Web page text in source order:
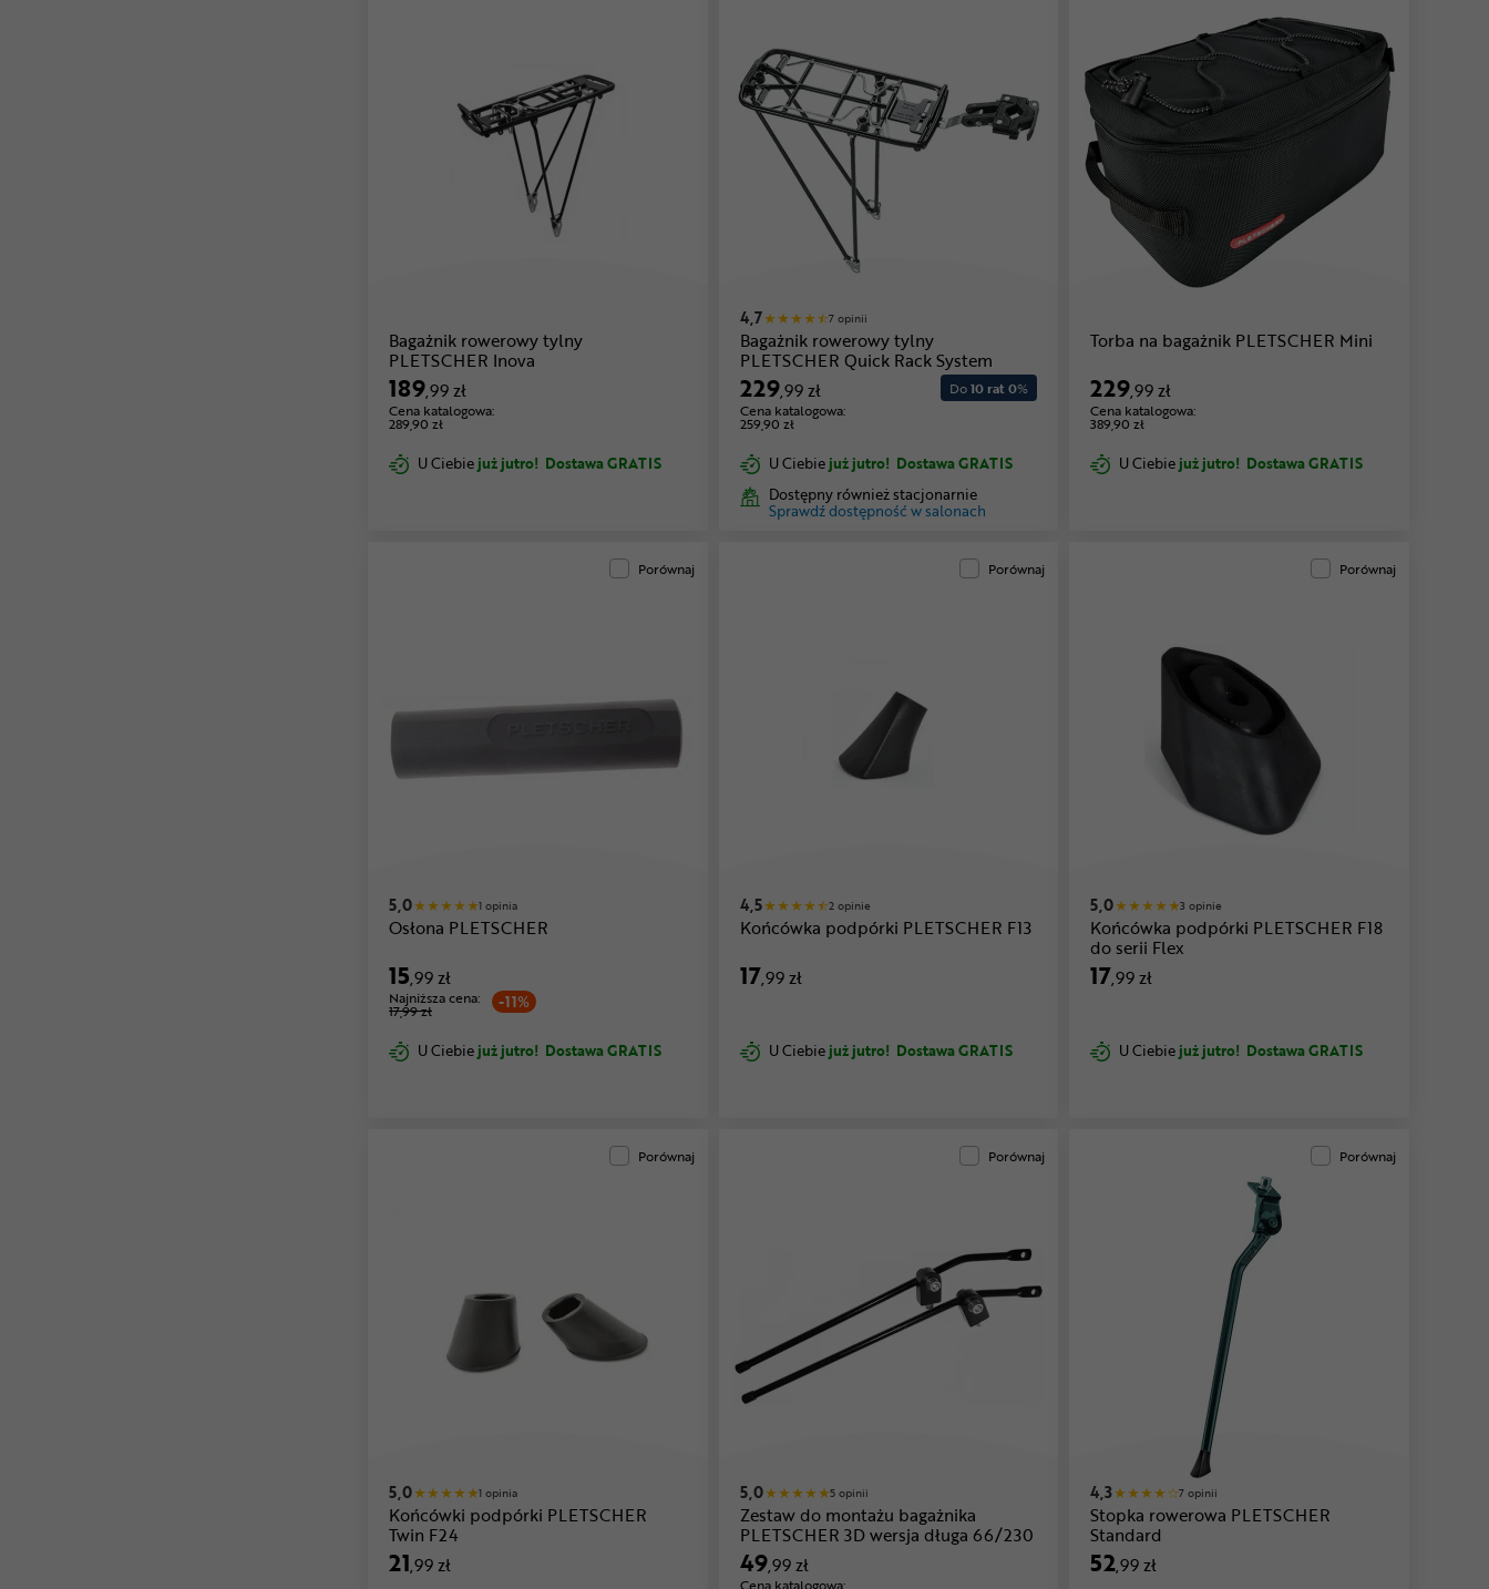
Bagażnik rowerowy tylny
PLETSCHER Inova
189,99 zł
Cena katalogowa:
289,90 zł
U Ciebiejuż jutro! Dostawa GRATIS
4,7 7 opinii
Bagażnik rowerowy tylny
PLETSCHER Quick Rack System
229,99 zł
Cena katalogowa:
259,90 zł
Do10 rat 0%
U Ciebiejuż jutro! Dostawa GRATIS
Dostępny również stacjonarnie
Sprawdź dostępność w salonach
Torba na bagażnik PLETSCHER Mini
229,99 zł
Cena katalogowa:
389,90 zł
U Ciebiejuż jutro! Dostawa GRATIS
Porównaj
5,0 1 opinia
Osłona PLETSCHER
15,99 zł
-11%
Najniższa cena:
17,99 zł
U Ciebiejuż jutro! Dostawa GRATIS
Porównaj
4,5 2 opinie
Końcówka podpórki PLETSCHER F13
17,99 zł
U Ciebiejuż jutro! Dostawa GRATIS
Porównaj
5,0 3 opinie
Końcówka podpórki PLETSCHER F18
do serii Flex
17,99 zł
U Ciebiejuż jutro! Dostawa GRATIS
Porównaj
5,0 1 opinia
Końcówki podpórki PLETSCHER
Twin F24
21,99 zł
Porównaj
5,0 5 opinii
Zestaw do montażu bagażnika
PLETSCHER 3D wersja długa 66/230
49,99 zł
Cena katalogowa:
Porównaj
4,3 7 opinii
Stopka rowerowa PLETSCHER
Standard
52,99 zł